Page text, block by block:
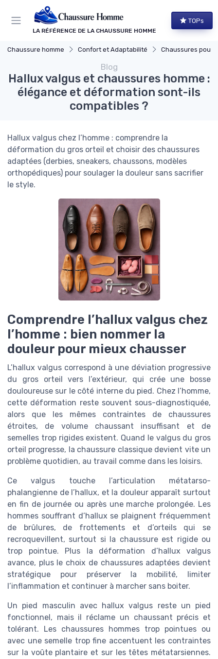
LA RÉFÉRENCE DE LA CHAUSSURE HOMME
TOPs
Chaussure homme Confort et Adaptabilité Chaussures pour Pieds
Blog
Hallux valgus et chaussures homme :
élégance et déformation sont-ils
compatibles ?
Hallux valgus chez l’homme : comprendre la
déformation du gros orteil et choisir des chaussures
adaptées (derbies, sneakers, chaussons, modèles
orthopédiques) pour soulager la douleur sans sacrifier
le style.
Comprendre l’hallux valgus chez
l’homme : bien nommer la
douleur pour mieux chausser
L’hallux valgus correspond à une déviation progressive
du gros orteil vers l’extérieur, qui crée une bosse
douloureuse sur le côté interne du pied. Chez l’homme,
cette déformation reste souvent sous-diagnostiquée,
alors que les mêmes contraintes de chaussures
étroites, de volume chaussant insuffisant et de
semelles trop rigides existent. Quand le valgus du gros
orteil progresse, la chaussure classique devient vite un
problème quotidien, au travail comme dans les loisirs.
Ce valgus touche l’articulation métatarso-
phalangienne de l’hallux, et la douleur apparaît surtout
en fin de journée ou après une marche prolongée. Les
hommes souffrant d’hallux se plaignent fréquemment
de brûlures, de frottements et d’orteils qui se
recroquevillent, surtout si la chaussure est rigide ou
trop pointue. Plus la déformation d’hallux valgus
avance, plus le choix de chaussures adaptées devient
stratégique pour préserver la mobilité, limiter
l’inflammation et continuer à marcher sans boiter.
Un pied masculin avec hallux valgus reste un pied
fonctionnel, mais il réclame un chaussant précis et
tolérant. Les chaussures hommes trop pointues ou
avec une semelle trop fine accentuent les contraintes
sur la voûte plantaire et sur les têtes métatarsiennes.
Panneau de gestion des cookies